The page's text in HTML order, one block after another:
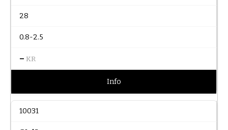
28
0.8-2.5
– KR
Info
10031